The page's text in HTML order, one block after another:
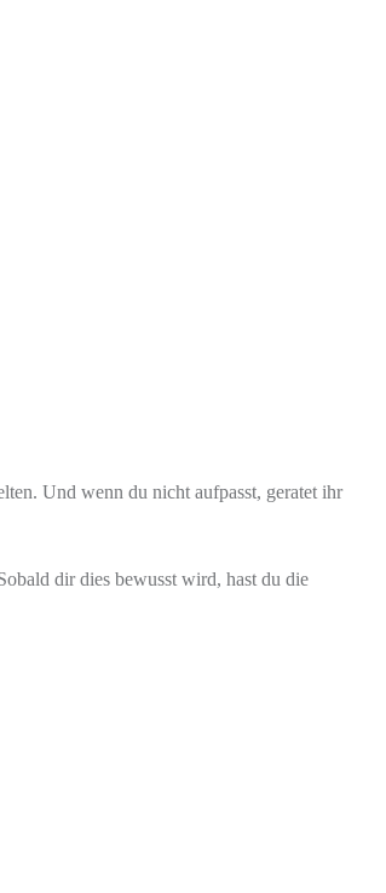
Und wenn du nicht aufpasst, geratet ihr
dir dies bewusst wird, hast du die